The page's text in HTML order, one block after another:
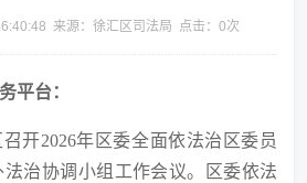
来源：徐汇区司法局 点击： 0次
平台：
开2026年区委全面依法治区委员
治协调小组工作会议。区委依法